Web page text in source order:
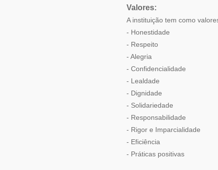
Valores:
A instituição tem como
- Honestidade
- Respeito
- Alegria
- Confidencialidade
- Lealdade
- Dignidade
- Solidariedade
- Responsabilidade
- Rigor e Imparcialidade
- Eficiência
- Práticas positivas